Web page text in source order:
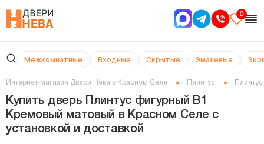
0
Межкомнатные Входные Скрытые Эмалевые
Интернет-магазин Двери Нева в Красном Селе Плинтус
Купить дверь Плинтус фигурный В1
Кремовый матовый в Красном Селе с
установкой и доставкой